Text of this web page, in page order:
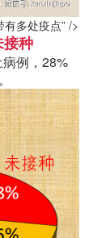
多处疫点” />
种
例，28%